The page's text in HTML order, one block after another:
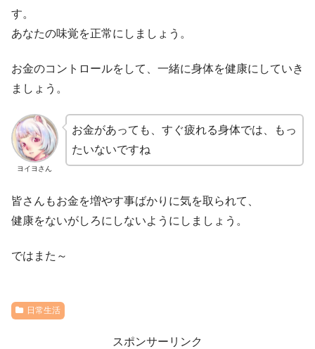
す。
あなたの味覚を正常にしましょう。
お金のコントロールをして、一緒に身体を健康にしていき
ましょう。
ヨイヨさん
お金があっても、すぐ疲れる身体では、もっ
たいないですね
皆さんもお金を増やす事ばかりに気を取られて、
健康をないがしろにしないようにしましょう。
ではまた～
日常生活
スポンサーリンク